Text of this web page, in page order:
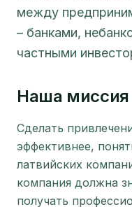
между
– банками,
частными
Наша миссия
Сделать
эффективнее,
латвийских
компания должна
получать